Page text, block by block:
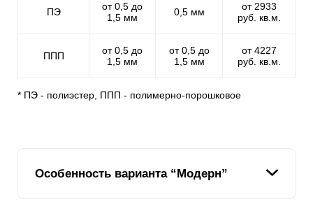
ПЭ
от 0,5 до
1,5 мм
0,5 мм
от 2933
руб. кв.м.
ППП
от 0,5 до
1,5 мм
от 0,5 до
1,5 мм
от 4227
руб. кв.м.
* ПЭ - полиэстер, ППП - полимерно-порошковое
Особенность варианта “Модерн”